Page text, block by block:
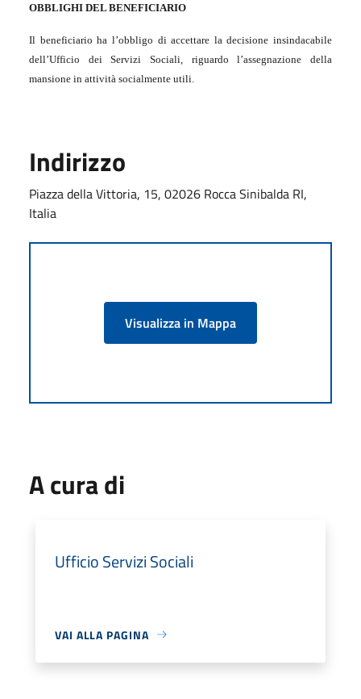
OBBLIGHI DEL BENEFICIARIO
Il beneficiario ha l’obbligo di accettare la decisione insindacabile
dell’Ufficio dei Servizi Sociali, riguardo l’assegnazione della
mansione in attività socialmente utili.
Indirizzo
Piazza della Vittoria, 15, 02026 Rocca Sinibalda RI,
Italia
Visualizza in Mappa
A cura di
Ufficio Servizi Sociali
VAI ALLA PAGINA